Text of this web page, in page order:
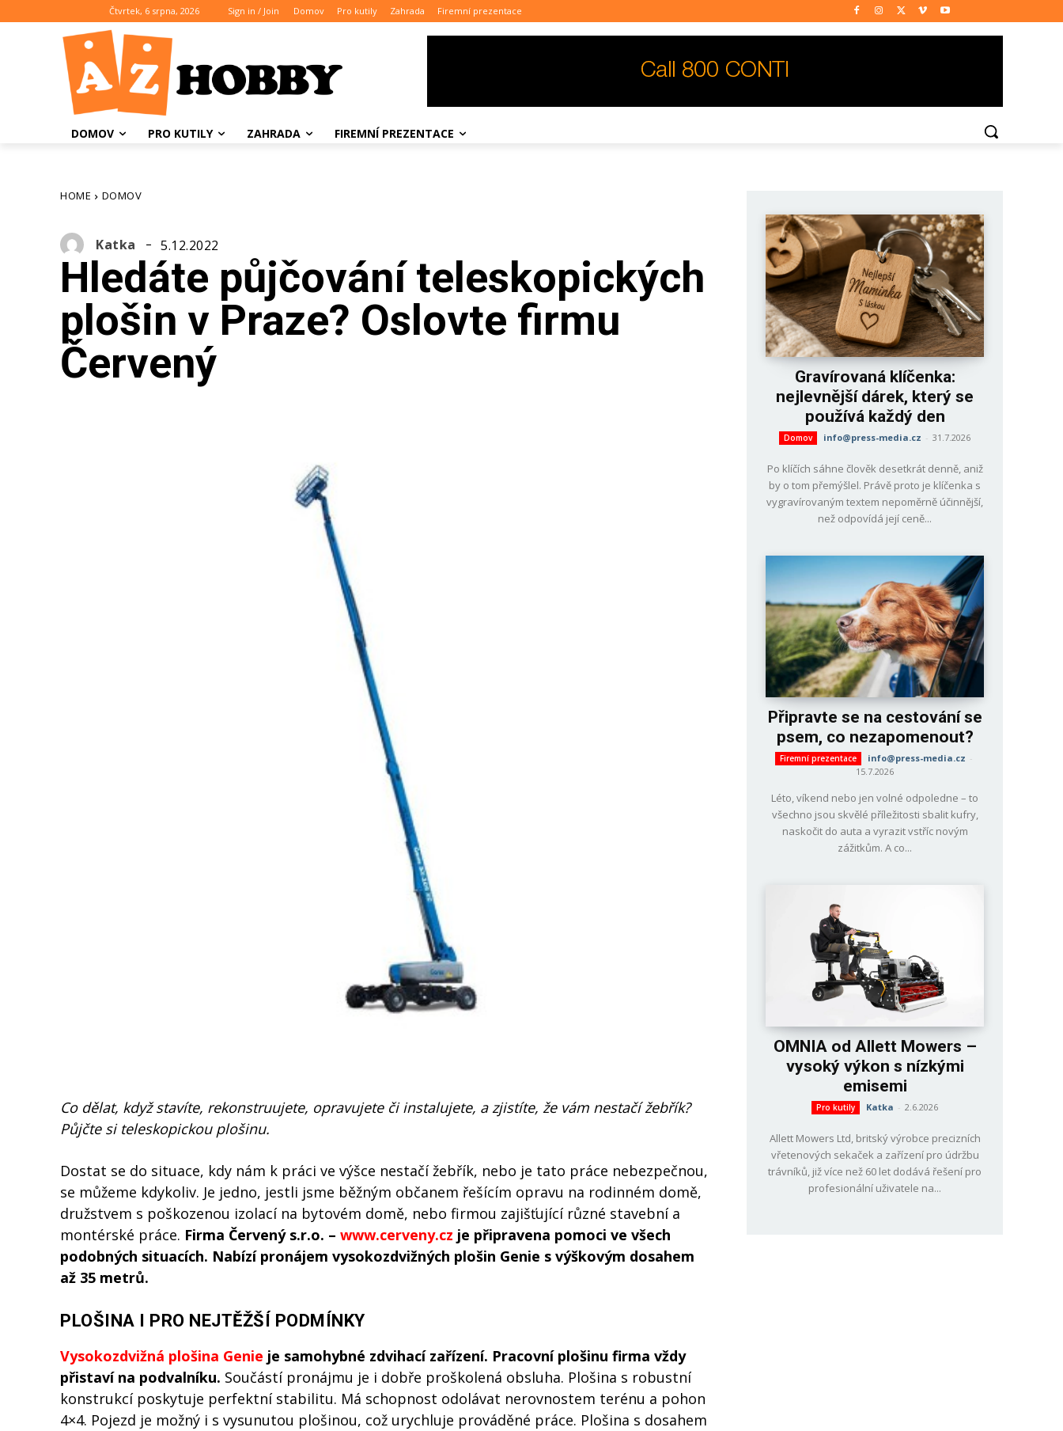
Čtvrtek, 6 srpna, 2026 Sign in / Join Domov Pro kutily Zahrada Firemní prezentace
DOMOV PRO KUTILY ZAHRADA FIREMNÍ PREZENTACE
HOME DOMOV
Katka 5.12.2022
Hledáte půjčování teleskopických
plošin v Praze? Oslovte firmu
Červený
Co dělat, když stavíte, rekonstruujete, opravujete či instalujete, a zjistíte, že vám nestačí žebřík?
Půjčte si teleskopickou plošinu.
Dostat se do situace, kdy nám k práci ve výšce nestačí žebřík, nebo je tato práce nebezpečnou,
se můžeme kdykoliv. Je jedno, jestli jsme běžným občanem řešícím opravu na rodinném domě,
družstvem s poškozenou izolací na bytovém domě, nebo firmou zajišťující různé stavební a
montérské práce. Firma Červený s.r.o. – www.cerveny.cz je připravena pomoci ve všech
podobných situacích. Nabízí pronájem vysokozdvižných plošin Genie s výškovým dosahem
až 35 metrů.
PLOŠINA I PRO NEJTĚŽŠÍ PODMÍNKY
Vysokozdvižná plošina Genie je samohybné zdvihací zařízení. Pracovní plošinu firma vždy
přistaví na podvalníku. Součástí pronájmu je i dobře proškolená obsluha. Plošina s robustní
konstrukcí poskytuje perfektní stabilitu. Má schopnost odolávat nerovnostem terénu a pohon
4×4. Pojezd je možný i s vysunutou plošinou, což urychluje prováděné práce. Plošina s dosahem
Gravírovaná klíčenka:
nejlevnější dárek, který se
používá každý den
Domov info@press-media.cz - 31.7.2026
Po klíčích sáhne člověk desetkrát denně, aniž
by o tom přemýšlel. Právě proto je klíčenka s
vygravírovaným textem nepoměrně účinnější,
než odpovídá její ceně...
Připravte se na cestování se
psem, co nezapomenout?
Firemní prezentace info@press-media.cz -
15.7.2026
Léto, víkend nebo jen volné odpoledne – to
všechno jsou skvělé příležitosti sbalit kufry,
naskočit do auta a vyrazit vstříc novým
zážitkům. A co...
OMNIA od Allett Mowers –
vysoký výkon s nízkými
emisemi
Pro kutily Katka - 2.6.2026
Allett Mowers Ltd, britský výrobce precizních
vřetenových sekaček a zařízení pro údržbu
trávníků, již více než 60 let dodává řešení pro
profesionální uživatele na...